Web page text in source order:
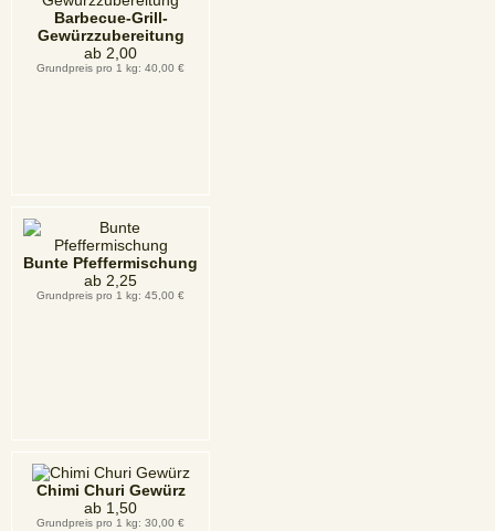
Barbecue-Grill-
Gewürzzubereitung
ab 2,00
Grundpreis pro 1 kg: 40,00 €
Bunte Pfeffermischung
ab 2,25
Grundpreis pro 1 kg: 45,00 €
Chimi Churi Gewürz
ab 1,50
Grundpreis pro 1 kg: 30,00 €